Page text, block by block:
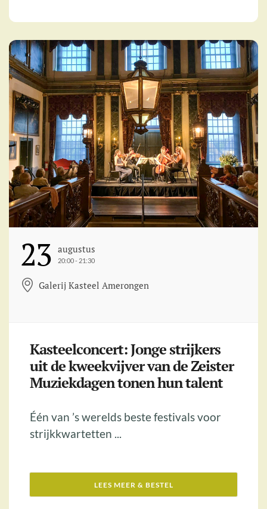
23 Augustus
20:00 - 21:30
Galerij Kasteel Amerongen
Kasteelconcert: Jonge strijkers
uit de kweekvijver van de Zeister
Muziekdagen tonen hun talent
Één van ’s werelds beste festivals voor
strijkkwartetten ...
LEES MEER & BESTEL